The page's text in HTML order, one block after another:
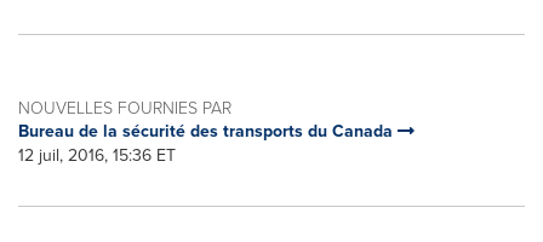
NOUVELLES FOURNIES PAR
Bureau de la sécurité des transports du Canada
12 juil, 2016, 15:36 ET